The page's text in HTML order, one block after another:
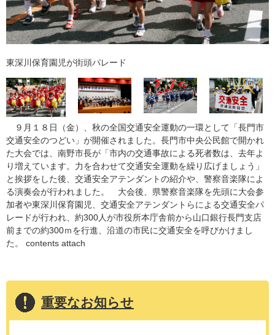
東深川保育園児が街頭パレード
９月１８日（金）、秋の全国交通安全運動の一環として「長門市
交通安全のつどい」が開催されました。長門市中央公民館で開かれ
た大会では、南野市長が「市内の交通事故による死者数は、去年よ
り増えています。力を合わせて交通安全運動を繰り広げましょう」
と挨拶をした後、交通安全アテンダントの紹介や、警察音楽隊によ
る演奏会が行われました。 大会後、県警察音楽隊を先頭に大会参
加者や東深川保育園児、交通安全アテンダントらによる交通安全パ
レードが行われ、約300人が市役所本庁舎前から山口銀行長門支店
前までの約300ｍを行進、沿道の市民に交通安全を呼びかけまし
た。 contents attach
重要なお知らせ